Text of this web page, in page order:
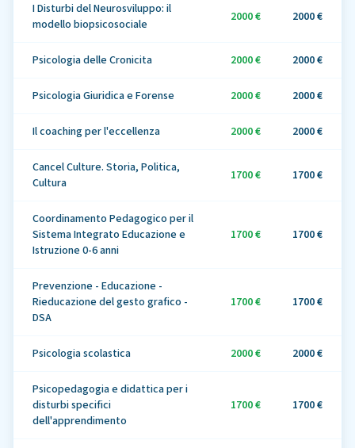
I Disturbi del Neurosviluppo: il
modello biopsicosociale
2000 € 2000 €
Psicologia delle Cronicita 2000 € 2000 €
Psicologia Giuridica e Forense 2000 € 2000 €
Il coaching per l'eccellenza 2000 € 2000 €
Cancel Culture. Storia, Politica,
Cultura
1700 € 1700 €
Coordinamento Pedagogico per il
Sistema Integrato Educazione e
Istruzione 0-6 anni
1700 € 1700 €
Prevenzione - Educazione -
Rieducazione del gesto grafico -
DSA
1700 € 1700 €
Psicologia scolastica 2000 € 2000 €
Psicopedagogia e didattica per i
disturbi specifici
dell'apprendimento
1700 € 1700 €